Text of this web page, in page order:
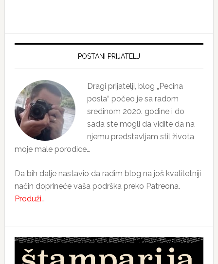
Primary
POSTANI PRIJATELJ
Dragi prijatelji, blog „Pecina
posla“ počeo je sa radom
sredinom 2020. godine i do
sada ste mogli da vidite da na
njemu predstavljam stil života
moje male porodice…
Da bih dalje nastavio da radim blog na još kvalitetniji
način doprineće vaša podrška preko Patreona.
Produži…